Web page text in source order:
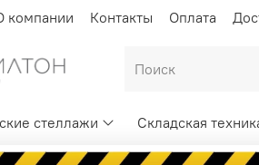
компании Контакты Оплата
стеллажи Складская